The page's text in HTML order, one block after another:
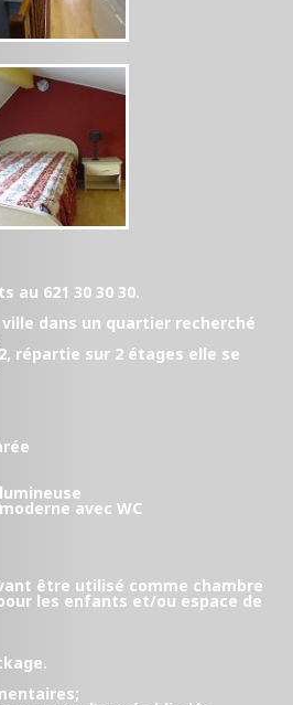
au 621 30 30 30.
dans un quartier recherché
répartie sur 2 étages elle se
avec WC
être utilisé comme chambre
les enfants et/ou espace de